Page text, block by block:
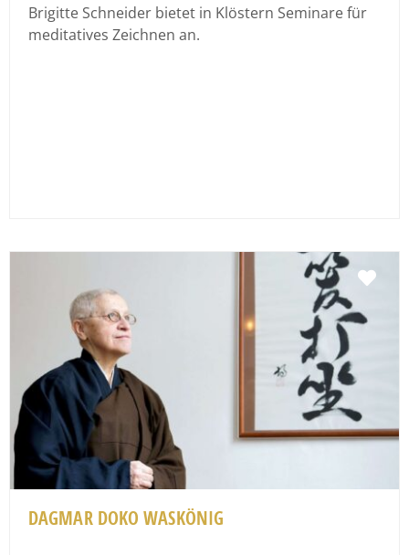
Brigitte Schneider bietet in Klöstern Seminare für
meditatives Zeichnen an.
DAGMAR DOKO WASKÖNIG